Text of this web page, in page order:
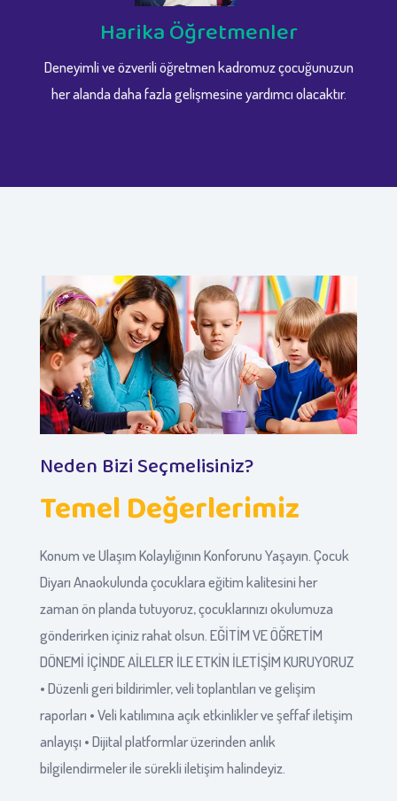
Harika Öğretmenler
Deneyimli ve özverili öğretmen kadromuz çocuğunuzun
her alanda daha fazla gelişmesine yardımcı olacaktır.
Neden Bizi Seçmelisiniz?
Temel Değerlerimiz
Konum ve Ulaşım Kolaylığının Konforunu Yaşayın. Çocuk
Diyarı Anaokulunda çocuklara eğitim kalitesini her
zaman ön planda tutuyoruz, çocuklarınızı okulumuza
gönderirken içiniz rahat olsun. EĞİTİM VE ÖĞRETİM
DÖNEMİ İÇİNDE AİLELER İLE ETKİN İLETİŞİM KURUYORUZ
• Düzenli geri bildirimler, veli toplantıları ve gelişim
raporları • Veli katılımına açık etkinlikler ve şeffaf iletişim
anlayışı • Dijital platformlar üzerinden anlık
bilgilendirmeler ile sürekli iletişim halindeyiz.